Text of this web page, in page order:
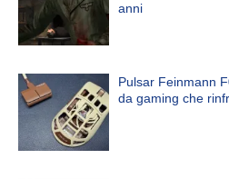
anni
Pulsar Feinmann
da gaming che